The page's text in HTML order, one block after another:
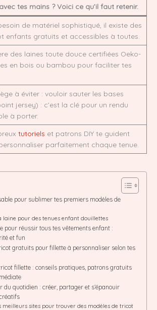
tes mains ? Voici ce qu’il faut retenir.
de matériel sophistiqué, il existe des
enfants gratuits et accessibles à toutes.
des laines toute douce certifiées Oeko-
en bois ou bambou pour faciliter tes
à éviter : vouloir sauter les bases
jersey) : c’est la clé pour un rendu
à porter.
tutoriels et patrons DIY te guident
parfaitement chaque tenue.
pour sublimer tes premiers modèles de
laine pour des tenues enfant douillettes
pour réussir tous tes vêtements enfant :
et fun
gratuits pour fillette à personnaliser selon tes
fillette : conseils pratiques, patrons gratuits
quotidien : créer, partager et s’épanouir
meilleurs sites pour trouver des modèles de tricot